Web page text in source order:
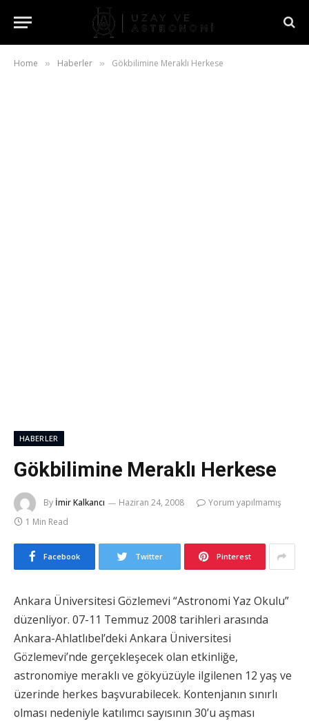
Home » Haberler » Gökbilimine Meraklı Herkese
HABERLER
Gökbilimine Meraklı Herkese
By İmir Kalkancı Haziran 24, 2008
Yorum yapılmamış
1 Min Read
Facebook Twitter Pinterest
Ankara Üniversitesi Gözlemevi “Astronomi Yaz Okulu”
düzenliyor. 07-11 Temmuz 2008 tarihleri arasında
Ankara-Ahlatlıbel’deki Ankara Üniversitesi
Gözlemevi’nde gerçekleşecek olan etkinliğe,
astronomiye meraklı ve gökyüzüyle ilgilenen 12 yaş ve
üzerinde herkes başvurabilecek. Kontenjanın sınırlı
olması nedeniyle katılımcı sayısının 30’u aşması